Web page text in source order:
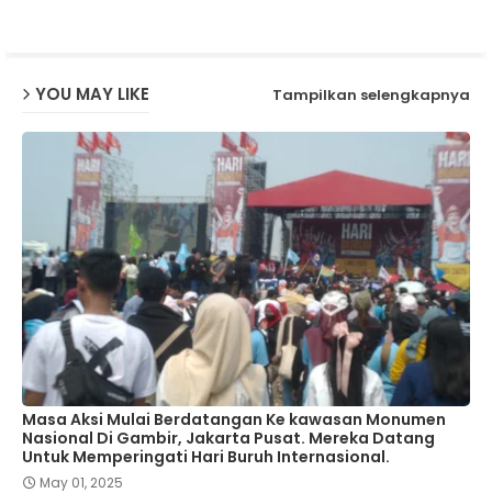
YOU MAY LIKE Tampilkan selengkapnya
Masa Aksi Mulai Berdatangan Ke kawasan Monumen
Nasional Di Gambir, Jakarta Pusat. Mereka Datang
Untuk Memperingati Hari Buruh Internasional.
May 01, 2025